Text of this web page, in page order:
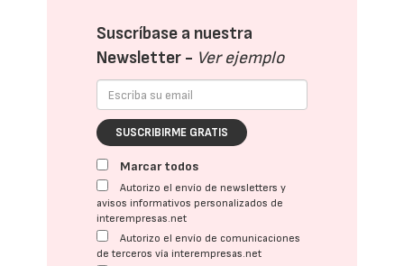
Suscríbase a nuestra
Newsletter - Ver ejemplo
SUSCRIBIRME GRATIS
Marcar todos
Autorizo el envío de newsletters y
avisos informativos personalizados de
interempresas.net
Autorizo el envío de comunicaciones
de terceros vía interempresas.net